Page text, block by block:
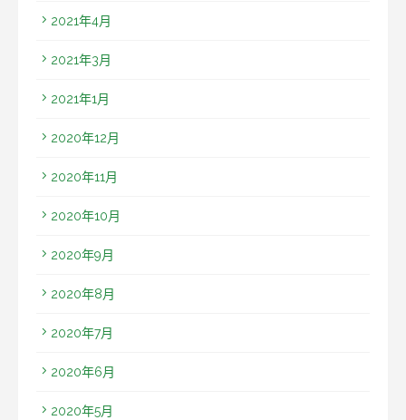
2021年4月
2021年3月
2021年1月
2020年12月
2020年11月
2020年10月
2020年9月
2020年8月
2020年7月
2020年6月
2020年5月